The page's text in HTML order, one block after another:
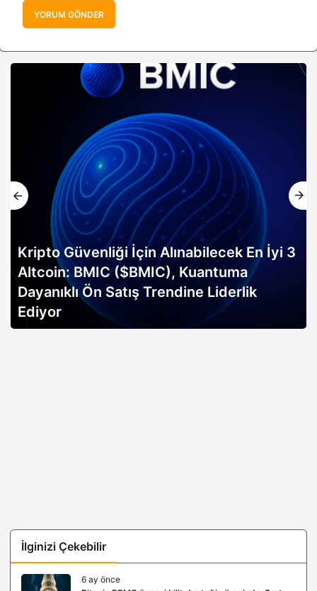
YORUM GÖNDER
Kripto Güvenliği İçin Alınabilecek En İyi 3
Altcoin: BMIC ($BMIC), Kuantuma
Dayanıklı Ön Satış Trendine Liderlik
Ediyor
İlginizi Çekebilir
6 ay önce